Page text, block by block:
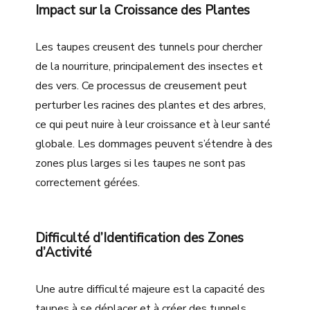
Impact sur la Croissance des Plantes
Les taupes creusent des tunnels pour chercher
de la nourriture, principalement des insectes et
des vers. Ce processus de creusement peut
perturber les racines des plantes et des arbres,
ce qui peut nuire à leur croissance et à leur santé
globale. Les dommages peuvent s’étendre à des
zones plus larges si les taupes ne sont pas
correctement gérées.
Difficulté d’Identification des Zones
d’Activité
Une autre difficulté majeure est la capacité des